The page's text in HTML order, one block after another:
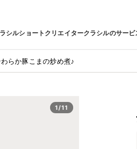
シルショートクリエイタークラシルのサービ
らか豚こまの炒め煮♪
1/11